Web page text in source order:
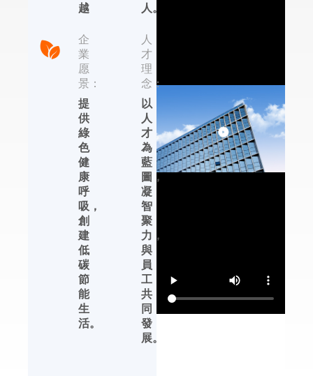
等一體化服務的綜合
性有限公司，位于國
內著名的輕工業制造
基地——杭州，依托
于近年來杭州的國家
信息化試點城市、電
子商務試點城市、集
成電路設計產業化基
地的發展優勢，在除
濕機、加濕器、恒溫
恒濕機及轉輪除濕機
等產品的性能提升、
產品完善、生產管理
等方面，都有領先行
業的發展優勢。
杭州川田電器擁有自
主品牌，中文標識
【友川】，英文標識
【YOTREE】。川田
電器——核心產品 川
越
人。
企
業
愿
景：
提
供
綠
色
健
康
呼
吸，
創
建
低
碳
節
能
生
活。
人
才
理
念：
以
人
才
為
藍
圖，
凝
智
聚
力，
與
員
工
共
同
發
展。